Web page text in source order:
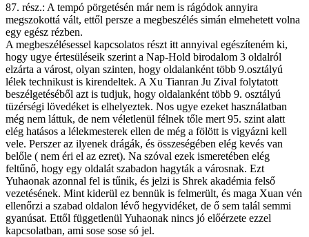
87. rész.: A tempó pörgetésén már nem is rágódok annyira
megszokottá vált, ettől persze a megbeszélés simán elmehetett volna
egy egész rézben.
A megbeszélésessel kapcsolatos részt itt annyival egészíteném ki,
hogy ugye értesüléseik szerint a Nap-Hold birodalom 3 oldalról
elzárta a várost, olyan szinten, hogy oldalanként több 9.osztályú
lélek technikust is kirendeltek. A Xu Tianran Ju Zival folytatott
beszélgetéséből azt is tudjuk, hogy oldalanként több 9. osztályú
tüzérségi lövedéket is elhelyeztek. Nos ugye ezeket használatban
még nem láttuk, de nem véletlenül félnek tőle mert 95. szint alatt
elég hatásos a lélekmesterek ellen de még a fölött is vigyázni kell
vele. Perszer az ilyenek drágák, és összeségében elég kevés van
belőle ( nem éri el az ezret). Na szóval ezek ismeretében elég
feltűnő, hogy egy oldalát szabadon hagyták a városnak. Ezt
Yuhaonak azonnal fel is tűnik, és jelzi is Shrek akadémia felső
vezetésének. Mint kiderül ez bennük is felmerült, és maga Xuan vén
ellenőrzi a szabad oldalon lévő hegyvidéket, de ő sem talál semmi
gyanúsat. Ettől függetlenül Yuhaonak nincs jó előérzete ezzel
kapcsolatban, ami sose sose só jel.